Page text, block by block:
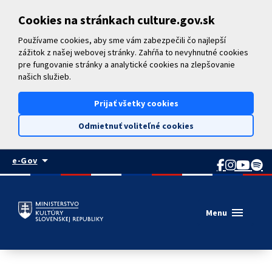
Cookies na stránkach culture.gov.sk
Používame cookies, aby sme vám zabezpečili čo najlepší
zážitok z našej webovej stránky. Zahŕňa to nevyhnutné cookies
pre fungovanie stránky a analytické cookies na zlepšovanie
našich služieb.
Prijať všetky cookies
Odmietnuť voliteľné cookies
e-Govarrow_drop_down
Menu menu